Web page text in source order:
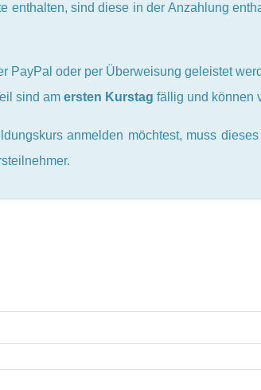
enthalten, sind diese in der Anzahlung
PayPal oder per Überweisung geleistet
sind am ersten Kurstag fällig und können
anmelden möchtest, muss